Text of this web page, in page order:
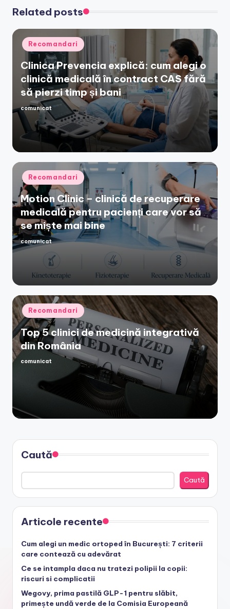
Related posts
Posted
in
Recomandari
Clinica Prevencia explică: cum alegi o
clinică medicală în contract CAS fără
să pierzi timp și bani
Posted
by
comunicat
Posted
in
Recomandari
Motion Clinic – clinică de recuperare
medicală pentru pacienți care vor să
se miște mai bine
Posted
by
comunicat
Posted
in
Recomandari
Top 5 clinici de medicină integrativă
din România
Posted
comunicat
Caută
Caută
Articole recente
Cum alegi un medic ortoped în București: 7 criterii
care contează cu adevărat
Ce se intampla daca nu tratezi polipii la copii:
riscuri si complicatii
Wegovy, prima pastilă GLP-1 pentru slăbit,
primește undă verde de la Comisia Europeană